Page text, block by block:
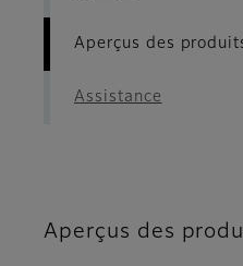
Aperçus des
Assistance
Aperçus des